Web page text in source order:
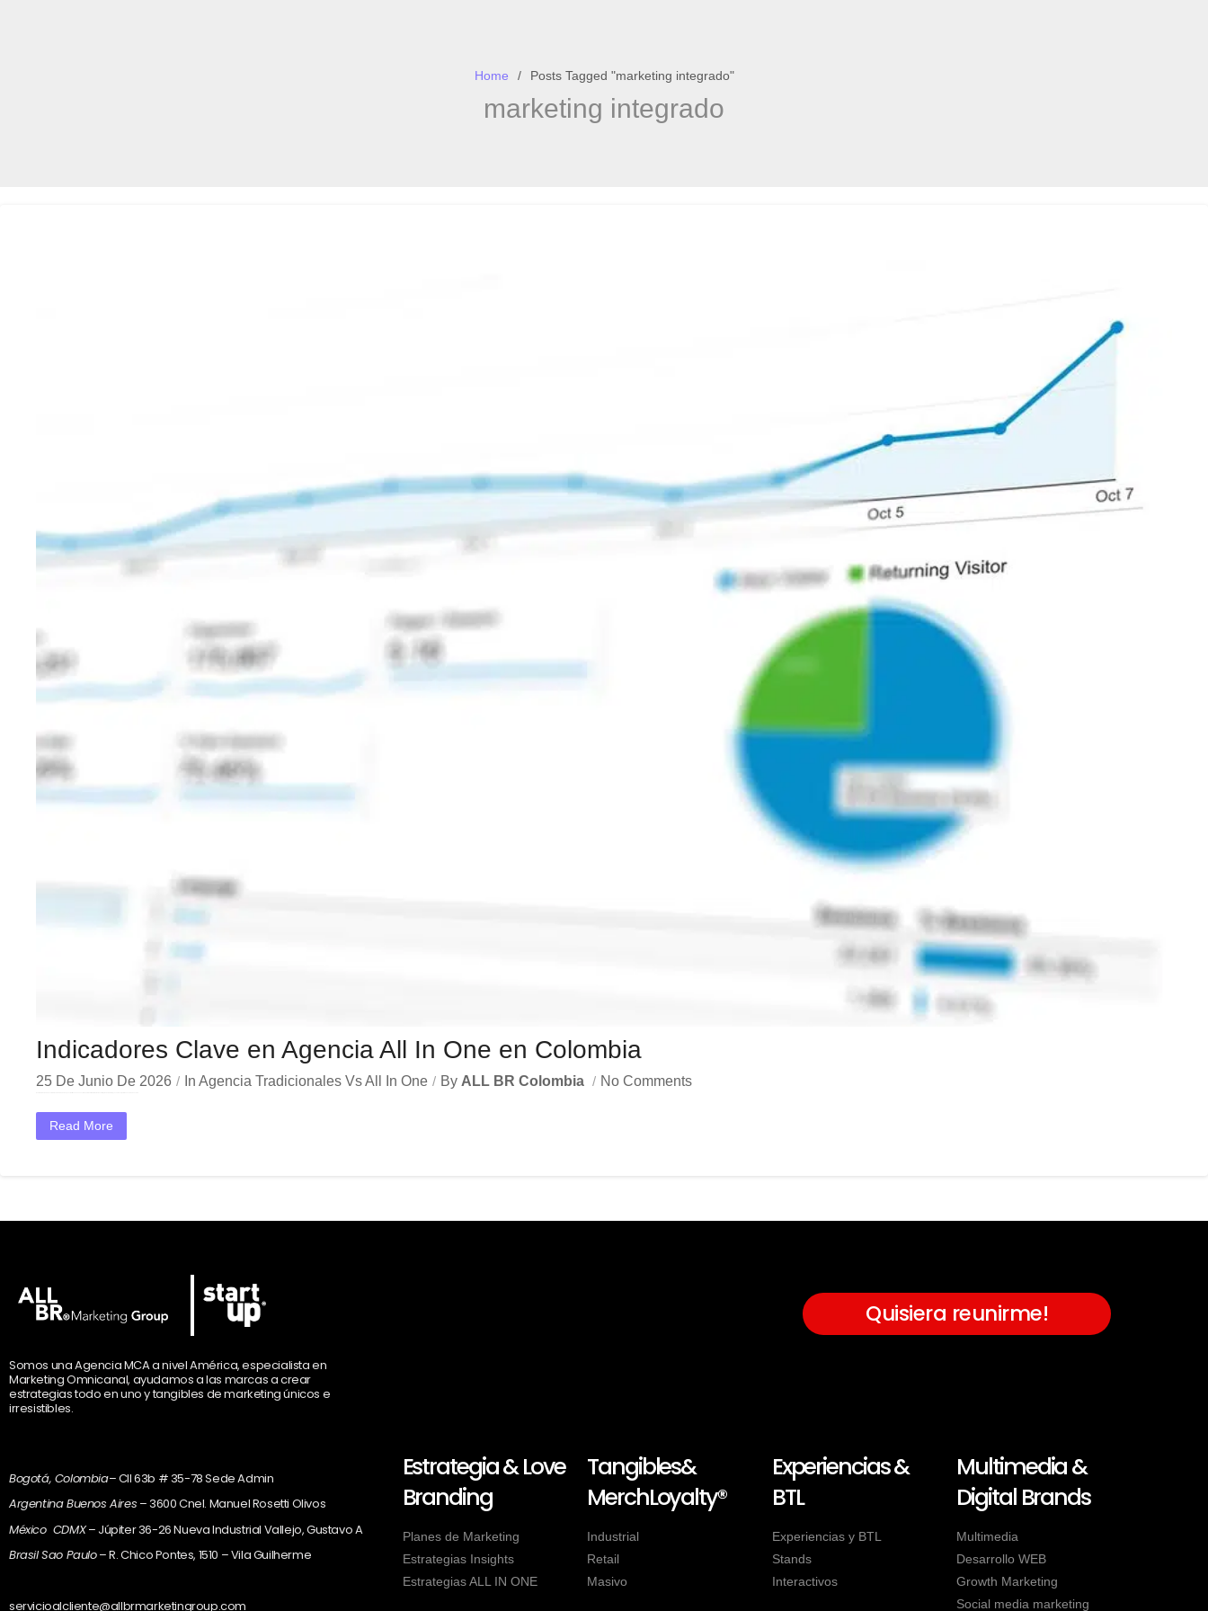
Home Posts Tagged "marketing integrado"
marketing integrado
Indicadores Clave en Agencia All In One en Colombia
25 De Junio De 2026 In Agencia Tradicionales Vs All In One By ALL BR Colombia No Comments
Read More
Somos una Agencia MCA a nivel América, especialista en
Marketing Omnicanal, ayudamos a las marcas a crear
estrategias todo en uno y tangibles de marketing únicos e
irresistibles.
Bogotá, Colombia– Cll 63b # 35-78 Sede Admin
Argentina Buenos Aires – 3600 Cnel. Manuel Rosetti Olivos
México CDMX– Júpiter 36-26 Nueva Industrial Vallejo, Gustavo A
Brasil Sao Paulo– R. Chico Pontes, 1510 – Vila Guilherme
servicioalcliente@allbrmarketingroup.com
Quisiera reunirme!
Estrategia & Love
Branding
Planes de Marketing
Estrategias Insights
Estrategias ALL IN ONE
Tangibles&
MerchLoyalty®
Industrial
Retail
Masivo
Experiencias &
BTL
Experiencias y BTL
Stands
Interactivos
Multimedia &
Digital Brands
Multimedia
Desarrollo WEB
Growth Marketing
Social media marketing